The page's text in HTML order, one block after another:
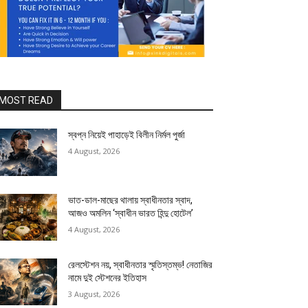
READ
স্বপ্ন নিয়েই পাহাড়েই বিলীন নির্মল পুর্জা
4 August, 2026
ভাত-ডাল-মাছের থালায় স্বাধীনতার স্বাদ,
আজও অমলিন ‘স্বাধীন ভারত হিন্দু হোটেল’
4 August, 2026
রেলস্টেশন নয়, স্বাধীনতার স্মৃতিস্তম্ভ! নেতাজির
নামে দুই স্টেশনের ইতিহাস
3 August, 2026